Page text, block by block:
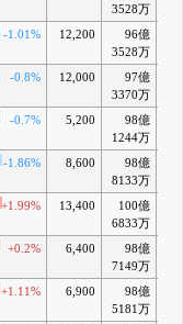
3528万
-1.01% 12,200
96億
3528万
-0.8% 12,000
97億
3370万
-0.7% 5,200
98億
1244万
-1.86% 8,600
98億
8133万
+1.99% 13,400
100億
6833万
+0.2% 6,400
98億
7149万
+1.11% 6,900
98億
5181万